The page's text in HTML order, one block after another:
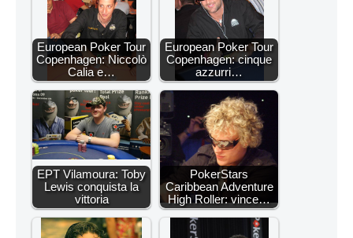
European Poker Tour
Copenhagen: Niccolò
Calia e…
European Poker Tour
Copenhagen: cinque
azzurri…
EPT Vilamoura: Toby
Lewis conquista la
vittoria
PokerStars
Caribbean Adventure
High Roller: vince…